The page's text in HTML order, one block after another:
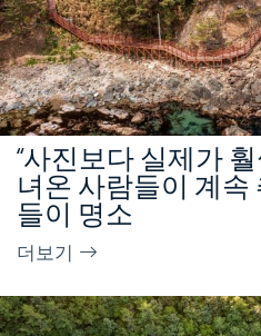
“사진보다 실제가
녀온 사람들이 계속
들이 명소
더보기